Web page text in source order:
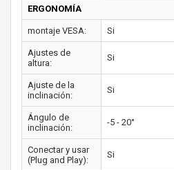
ERGONOMÍA
montaje VESA: Si
Ajustes de
altura:
Si
Ajuste de la
inclinación:
Si
Ángulo de
inclinación:
-5 - 20°
Conectar y usar
(Plug and Play):
Si